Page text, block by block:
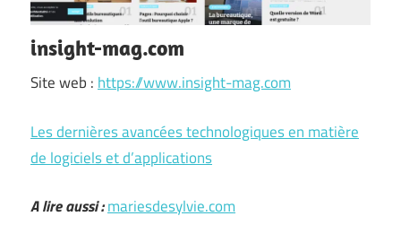
insight-mag.com
Site web : https://www.insight-mag.com
Les dernières avancées technologiques en matière
de logiciels et d’applications
A lire aussi :mariesdesylvie.com